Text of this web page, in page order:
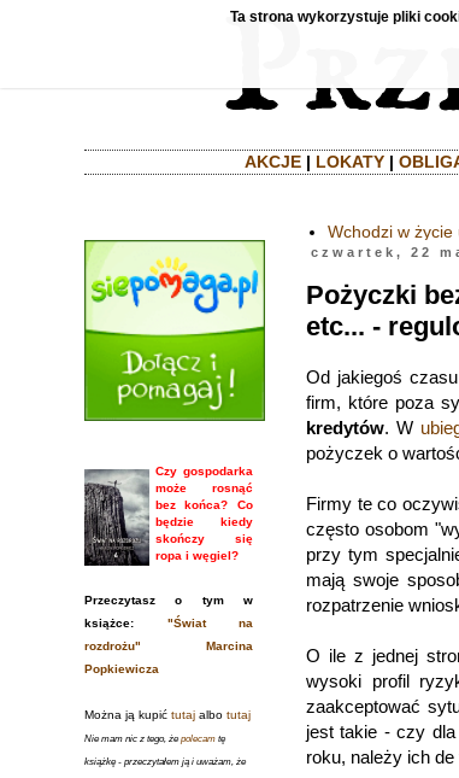
AKCJE| LOKATY|
Wchodzi w
czwartek, 22
Pożyczki
etc... -
Od jakiegoś
firm, które poza
kredytów. W
pożyczek o
Firmy te co
często osobom
przy tym
mają swoje
rozpatrzenie
O ile z jednej
wysoki profil
zaakceptować
jest takie - czy dla
roku, należy ich
Czy gospodarka
może rosnąć
bez końca? Co
będzie kiedy
skończy się
ropa i węgiel?
Przeczytasz o tym w
książce: "Świat na
rozdrożu" Marcina
Popkiewicza
Można ją kupić tutaj albo tutaj
Nie mam nic z tego, żepolecam tę
książkę - przeczytałem ją i uważam, że
Ta strona wykorzystuje pliki